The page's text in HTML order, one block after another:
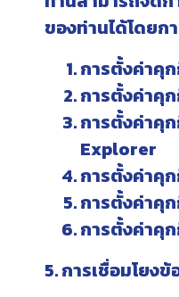
ของท่านได้โดยก
การตั้งค่าคุ
การตั้งค่าคุ
การตั้งค่าคุ
Explorer
การตั้งค่าคุ
การตั้งค่าคุ
การตั้งค่าคุ
5. การเชื่อมโยง